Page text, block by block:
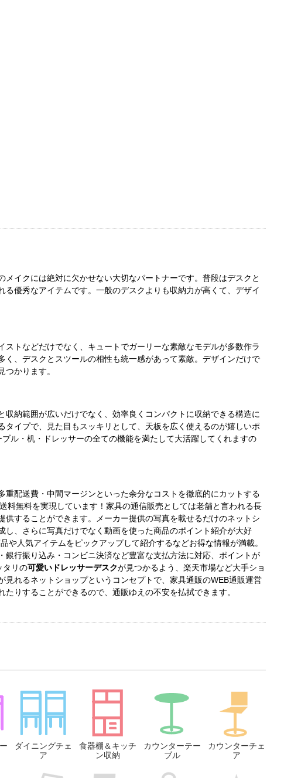
イクには絶対に欠かせない大切なパートナーです。普段はデスクと
優秀なアイテムです。一般のデスクよりも収納力が高くて、デザイ
ストなどだけでなく、キュートでガーリーな素敵なモデルが多数作ラ
、デスクとスツールの相性も統一感があって素敵。デザインだけで
かります。
納範囲が広いだけでなく、効率良くコンパクトに収納できる構造に
イプで、見た目もスッキリとして、天板を広く使えるのが嬉しいポ
ル・机・ドレッサーの全ての機能を満たして大活躍してくれますの
配送費・中間マージンといった余分なコストを徹底的にカットする
料無料を実現しています！家具の通信販売としては老舗と言われる長
することができます。メーカー提供の写真を載せるだけのネットシ
、さらに写真だけでなく動画を使った商品のポイント紹介が大好
人気アイテムをピックアップして紹介するなどお得な情報が満載。
行振り込み・コンビニ決済など豊富な支払方法に対応、ポイントが
タリの可愛いドレッサーデスクが見つかるよう、楽天市場など大手ショ
れるネットショップというコンセプトで、家具通販のWEB通販運営
りすることができるので、通販ゆえの不安を払拭できます。
ダイニングチェ
ア
食器棚＆キッチ
ン収納
カウンターテー
ブル
カウンターチェ
ア